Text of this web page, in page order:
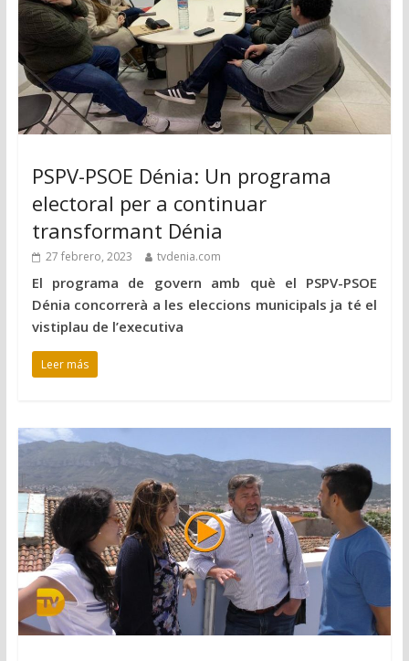
PSPV-PSOE Dénia: Un programa
electoral per a continuar
transformant Dénia
27 febrero, 2023 tvdenia.com
El programa de govern amb què el PSPV-PSOE
Dénia concorrerà a les eleccions municipals ja té el
vistiplau de l’executiva
Leer más